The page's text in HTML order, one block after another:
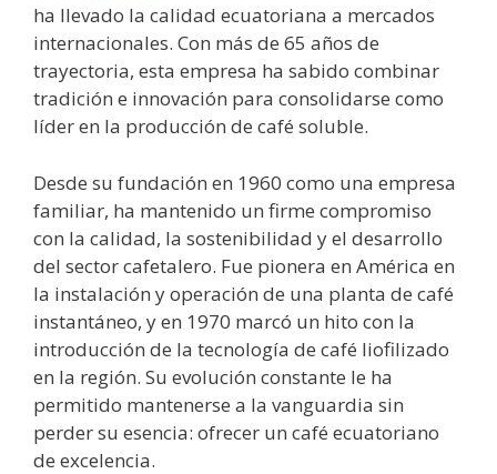
ha llevado la calidad ecuatoriana a mercados
internacionales. Con más de 65 años de
trayectoria, esta empresa ha sabido combinar
tradición e innovación para consolidarse como
líder en la producción de café soluble.
Desde su fundación en 1960 como una empresa
familiar, ha mantenido un firme compromiso
con la calidad, la sostenibilidad y el desarrollo
del sector cafetalero. Fue pionera en América en
la instalación y operación de una planta de café
instantáneo, y en 1970 marcó un hito con la
introducción de la tecnología de café liofilizado
en la región. Su evolución constante le ha
permitido mantenerse a la vanguardia sin
perder su esencia: ofrecer un café ecuatoriano
de excelencia.